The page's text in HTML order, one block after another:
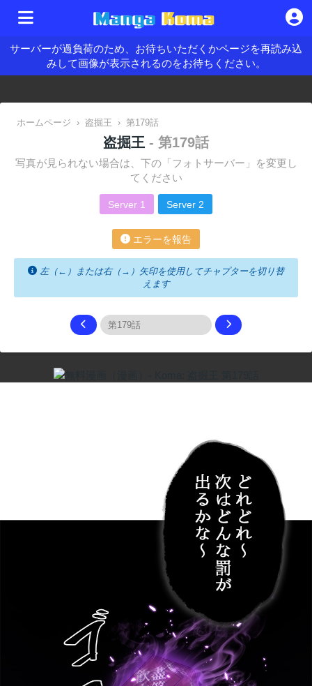
サーバーが過負荷のため、お待ちいただくかページを再読み込
みして画像が表示されるのをお待ちください。
ホームページ › 盗掘王 › 第179話
盗掘王 - 第179話
写真が見られない場合は、下の「フォトサーバー」を変更し
てください
Server 1 Server 2
エラーを報告
左（←）または右（→）矢印を使用してチャプターを切り替
えます